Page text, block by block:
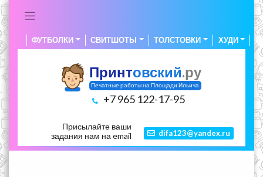
ФУТБОЛКИ СВИТШОТЫ ТОЛСТОВКИ ХУДИ
Принтовский.ру
Печатные работы на Площади Ильича
+7 965 122-17-95
Присылайте ваши
задания нам на email
difa123@yandex.ru